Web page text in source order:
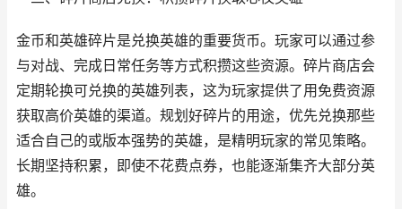
金币和英雄碎片是兑换英雄的重要货币。玩家可以通过参
与对战、完成日常任务等方式积攒这些资源。碎片商店会
定期轮换可兑换的英雄列表，这为玩家提供了用免费资源
获取高价英雄的渠道。规划好碎片的用途，优先兑换那些
适合自己的或版本强势的英雄，是精明玩家的常见策略。
长期坚持积累，即使不花费点券，也能逐渐集齐大部分英
雄。